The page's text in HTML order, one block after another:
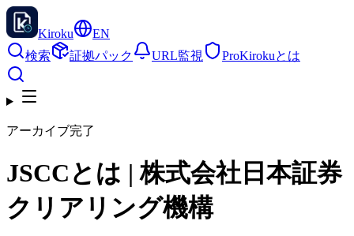
Kiroku
EN
検索
証拠パック URL監視 ProKirokuとは
アーカイブ完了
JSCCとは | 株式会社日本証券
クリアリング機構